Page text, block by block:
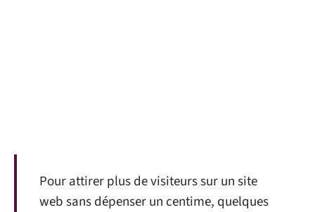
Pour attirer plus de visiteurs sur un site
web sans dépenser un centime, quelques